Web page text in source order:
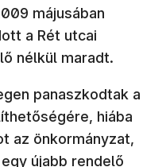
májusában
a Rét utcai
nélkül maradt.
panaszkodtak a
hiába
az önkormányzat,
újabb rendelő